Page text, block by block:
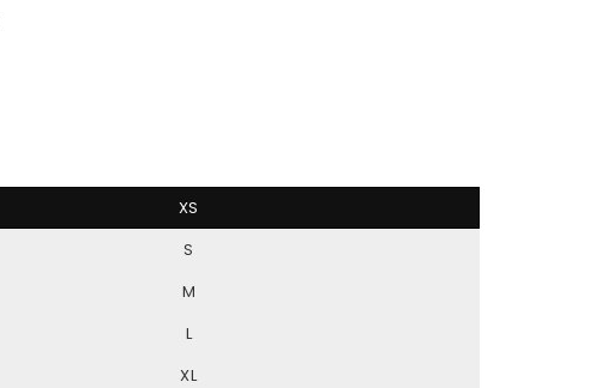
XS
S
M
L
XL